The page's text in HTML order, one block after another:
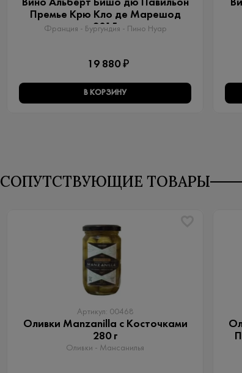
Вино Альберт Бишо дю Павильон
Премье Крю Кло де Марешод
2015
Франция - Бургундия - Пино Нуар
19 880 ₽
В КОРЗИНУ
СОПУТСТВУЮЩИЕ ТОВАРЫ
Артикул: 00468
Оливки Manzanilla с Косточками
280 г
Оливки - Мансанилья